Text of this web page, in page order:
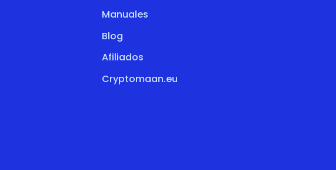
Manuales
Blog
Afiliados
Cryptomaan.eu